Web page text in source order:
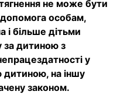
не може бути
допомога особам,
і більше дітьми
за дитиною з
у
дитиною, на іншу
законом.